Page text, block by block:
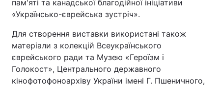
пам'яті та канадської благодійної ініціативи
«Українсько-єврейська зустріч».
Для створення виставки використані також
матеріали з колекцій Всеукраїнського
єврейського ради та Музею «Героїзм і
Голокост», Центрального державного
кінофотофоноархіву України імені Г. Пшеничного,